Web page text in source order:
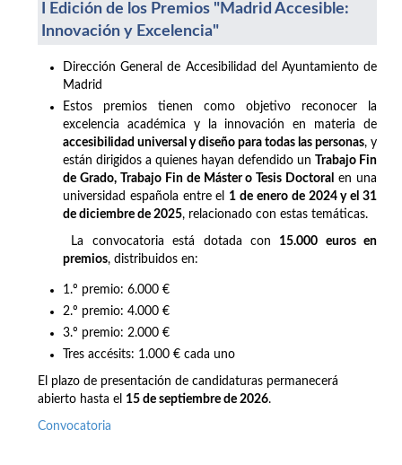
I Edición de los Premios "Madrid Accesible:
Innovación y Excelencia"
Dirección General de Accesibilidad del Ayuntamiento de
Madrid
Estos premios tienen como objetivo reconocer la
excelencia académica y la innovación en materia de
accesibilidad universal y diseño para todas las personas, y
están dirigidos a quienes hayan defendido un Trabajo Fin
de Grado, Trabajo Fin de Máster o Tesis Doctoral en una
universidad española entre el 1 de enero de 2024 y el 31
de diciembre de 2025, relacionado con estas temáticas.
La convocatoria está dotada con 15.000 euros en
premios, distribuidos en:
1.º premio: 6.000 €
2.º premio: 4.000 €
3.º premio: 2.000 €
Tres accésits: 1.000 € cada uno
El plazo de presentación de candidaturas permanecerá
abierto hasta el 15 de septiembre de 2026.
Convocatoria